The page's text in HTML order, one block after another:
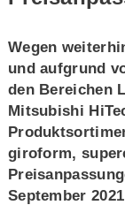
Wegen
und aufgrund
den Bereichen
Mitsubishi
giroform,
September